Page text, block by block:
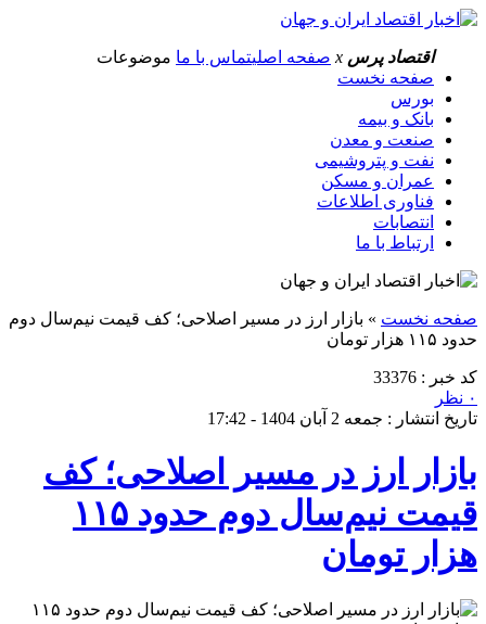
اقتصاد پرس x صفحه اصلیتماس با ما موضوعات
صفحه نخست
بورس
بانک و بیمه
صنعت و معدن
نفت و پتروشیمی
عمران و مسکن
فناوری اطلاعات
انتصابات
ارتباط با ما
صفحه نخست » بازار ارز در مسیر اصلاحی؛ کف قیمت نیم‌سال دوم
حدود ۱۱۵ هزار تومان
کد خبر : 33376
۰ نظر
تاریخ انتشار : جمعه 2 آبان 1404 - 17:42
بازار ارز در مسیر اصلاحی؛ کف
قیمت نیم‌سال دوم حدود ۱۱۵
هزار تومان